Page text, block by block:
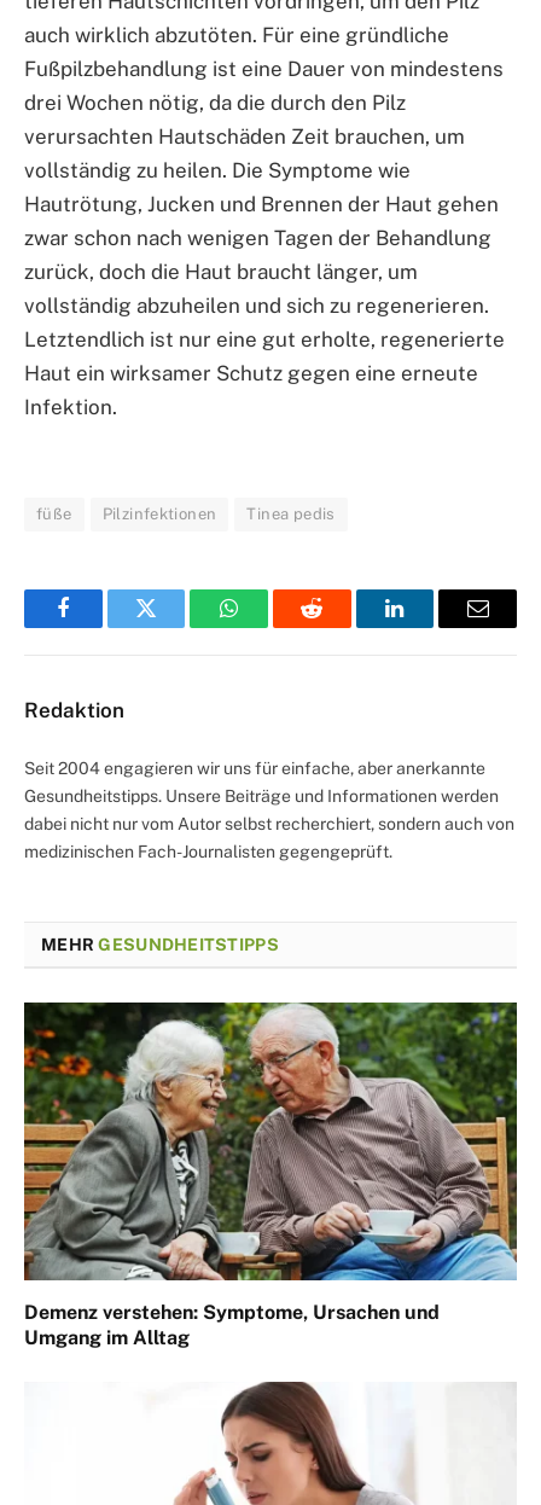
auch wirklich abzutöten. Für eine gründliche
Fußpilzbehandlung ist eine Dauer von mindestens
drei Wochen nötig, da die durch den Pilz
verursachten Hautschäden Zeit brauchen, um
vollständig zu heilen. Die Symptome wie
Hautrötung, Jucken und Brennen der Haut gehen
zwar schon nach wenigen Tagen der Behandlung
zurück, doch die Haut braucht länger, um
vollständig abzuheilen und sich zu regenerieren.
Letztendlich ist nur eine gut erholte, regenerierte
Haut ein wirksamer Schutz gegen eine erneute
Infektion.
füße Pilzinfektionen Tinea pedis
FacebookTwitter WhatsAppReddit LinkedInEmail
Redaktion
Seit 2004 engagieren wir uns für einfache, aber anerkannte
Gesundheitstipps. Unsere Beiträge und Informationen werden
dabei nicht nur vom Autor selbst recherchiert, sondern auch von
medizinischen Fach-Journalisten gegengeprüft.
MEHRGESUNDHEITSTIPPS
Demenz verstehen: Symptome, Ursachen und
Umgang im Alltag